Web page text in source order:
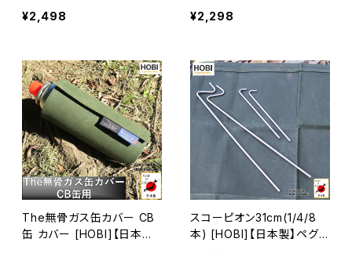
品】上質ライト帆布 撥水パ
ラフィン加工 [無骨でタフ]
軽量 野営 アルコールスト
ーブ バーナー 焚火 ハンド
メイドギア [MADE IN JAP
AN]
¥2,498
品】上質ライト帆布 撥水パ
ラフィン加工 [無骨でタフ]
軽量 野営 ギア マルチ 小物
収納 キャンプ 焚火 ハンドメ
イドギア [MADE IN JAPA
N]
¥2,298
The無骨ガス缶カバー CB
缶 カバー [HOBI]【日本製】
プレミアム帆布ナロー [無
スコーピオン31cm(1/4/8
本) [HOBI]【日本製】ペグ
硬質ステンレス ステーク ニ